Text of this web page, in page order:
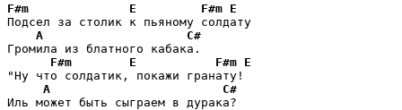
F#m E F#m E
Подсел за столик к пьяному солдату
A
C#
Громила из блатного кабака.
F#m
E F#m E
"Ну что солдатик, покажи гранату!
A
C#
Иль может быть сыграем в дурака?